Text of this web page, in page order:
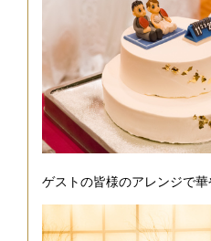
ゲストの皆様のアレンジで華